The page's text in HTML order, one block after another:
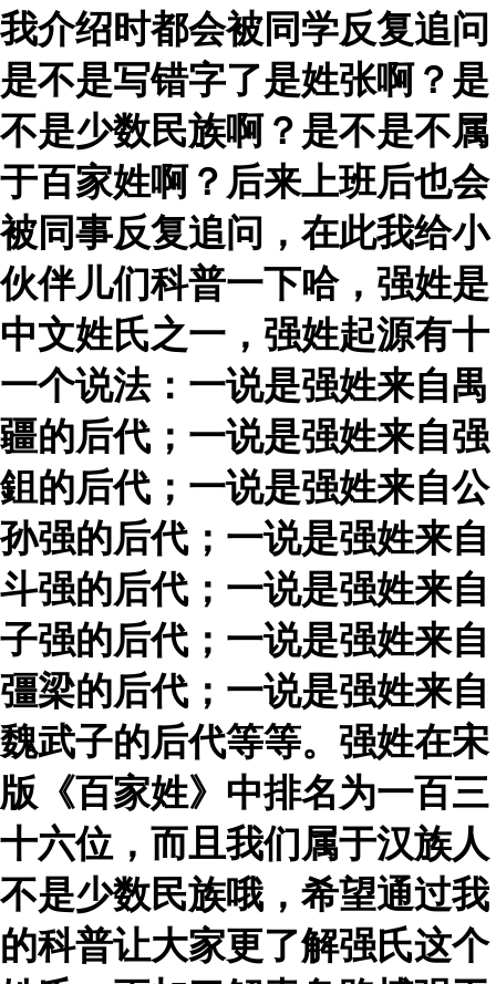
我介绍时都会被同学反复追问
是不是写错字了是姓张啊？是
不是少数民族啊？是不是不属
于百家姓啊？后来上班后也会
被同事反复追问，在此我给小
伙伴儿们科普一下哈，强姓是
中文姓氏之一，强姓起源有十
一个说法：一说是强姓来自禺
疆的后代；一说是强姓来自强
鉏的后代；一说是强姓来自公
孙强的后代；一说是强姓来自
斗强的后代；一说是强姓来自
子强的后代；一说是强姓来自
彊梁的后代；一说是强姓来自
魏武子的后代等等。强姓在宋
版《百家姓》中排名为一百三
十六位，而且我们属于汉族人
不是少数民族哦，希望通过我
的科普让大家更了解强氏这个